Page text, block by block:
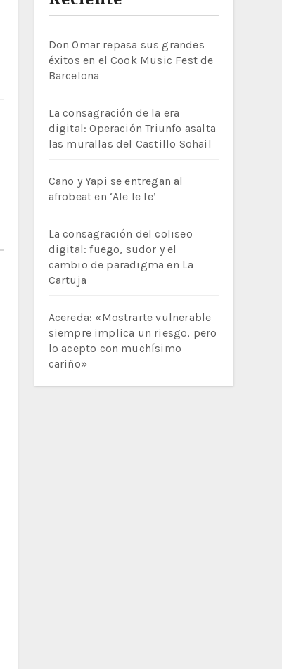
Don Omar repasa sus grandes
éxitos en el Cook Music Fest de
Barcelona
La consagración de la era
digital: Operación Triunfo asalta
las murallas del Castillo Sohail
Cano y Yapi se entregan al
afrobeat en ‘Ale le le’
La consagración del coliseo
digital: fuego, sudor y el
cambio de paradigma en La
Cartuja
Acereda: «Mostrarte vulnerable
siempre implica un riesgo, pero
lo acepto con muchísimo
cariño»